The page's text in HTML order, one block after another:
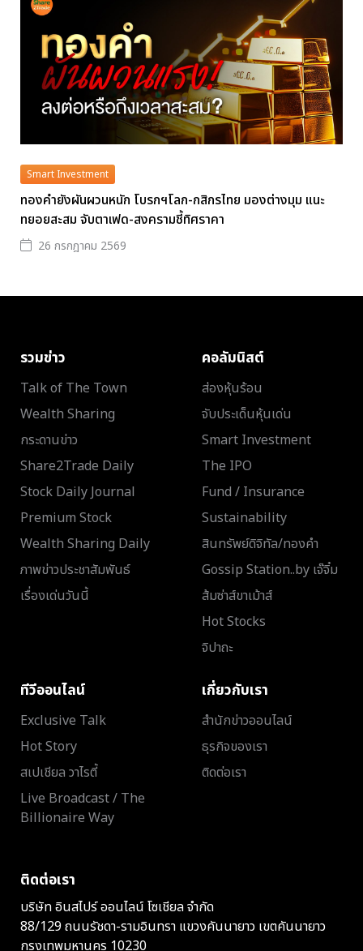
Smart Investment
ทองคำยังผันผวนหนัก โบรกฯโลก-กสิกรไทย มองต่างมุม แนะ
ทยอยสะสม จับตาเฟด-สงครามชี้ทิศราคา
26 กรกฎาคม 2569
รวมข่าว
Talk of The Town
Wealth Sharing
กระดานข่าว
Share2Trade Daily
Stock Daily Journal
Premium Stock
Wealth Sharing Daily
ภาพข่าวประชาสัมพันธ์
เรื่องเด่นวันนี้
คอลัมนิสต์
ส่องหุ้นร้อน
จับประเด็นหุ้นเด่น
Smart Investment
The IPO
Fund / Insurance
Sustainability
สินทรัพย์ดิจิทัล/ทองคำ
Gossip Station..by เจ๊จิ๋ม
ส้มซ่าส์ขาเม้าส์
Hot Stocks
จิปาถะ
ทีวีออนไลน์
Exclusive Talk
Hot Story
สเปเชียล วาไรตี้
Live Broadcast / The
Billionaire Way
เกี่ยวกับเรา
สำนักข่าวออนไลน์
ธุรกิจของเรา
ติดต่อเรา
ติดต่อเรา
บริษัท อินสไปร์ ออนไลน์ โซเชียล จำกัด
88/129 ถนนรัชดา-รามอินทรา แขวงคันนายาว เขตคันนายาว
กรุงเทพมหานคร 10230